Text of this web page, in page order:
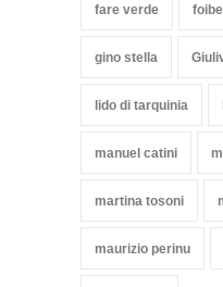
fare verde foibe
gino stella
lido di tarquinia
manuel catini
martina tosoni
maurizio perinu